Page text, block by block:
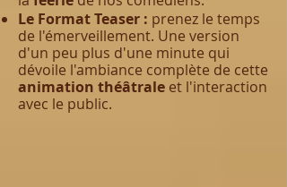
Le Format Teaser : prenez le temps
de l'émerveillement. Une version
d'un peu plus d'une minute qui
dévoile l'ambiance complète de cette
animation théâtrale et l'interaction
avec le public.